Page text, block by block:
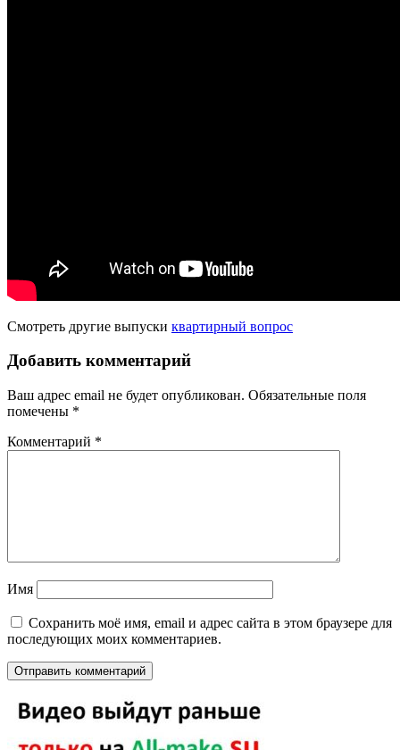
Смотреть другие выпуски квартирный вопрос
Добавить комментарий
Ваш адрес email не будет опубликован. Обязательные поля
помечены *
Комментарий *
Имя
Сохранить моё имя, email и адрес сайта в этом браузере для
последующих моих комментариев.